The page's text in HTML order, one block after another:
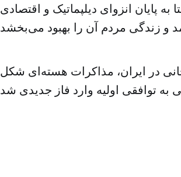
پایان انزوای دیلپماتیک و اقتصادی
در ایران، مذاکرات هسته‌ای شکل